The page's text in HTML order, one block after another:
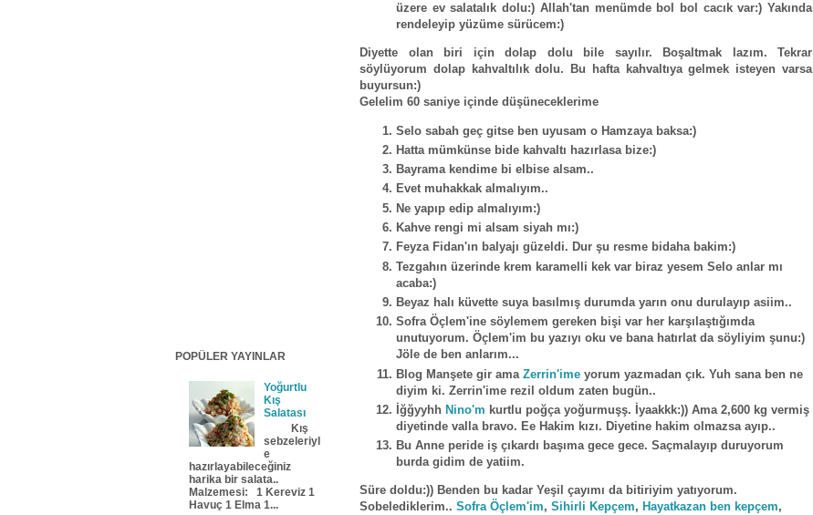
üzere ev salatalık dolu:) Allah'tan menümde bol bol cacık var:) Yakında
rendeleyip yüzüme sürücem:)
Diyette olan biri için dolap dolu bile sayılır. Boşaltmak lazım. Tekrar
söylüyorum dolap kahvaltılık dolu. Bu hafta kahvaltıya gelmek isteyen varsa
buyursun:)
Gelelim 60 saniye içinde düşüneceklerime
Selo sabah geç gitse ben uyusam o Hamzaya baksa:)
Hatta mümkünse bide kahvaltı hazırlasa bize:)
Bayrama kendime bi elbise alsam..
Evet muhakkak almalıyım..
Ne yapıp edip almalıyım:)
Kahve rengi mi alsam siyah mı:)
Feyza Fidan'ın balyajı güzeldi. Dur şu resme bidaha bakim:)
Tezgahın üzerinde krem karamelli kek var biraz yesem Selo anlar mı
acaba:)
Beyaz halı küvette suya basılmış durumda yarın onu durulayıp asiim..
Sofra Öçlem'ine söylemem gereken bişi var her karşılaştığımda
unutuyorum. Öçlem'im bu yazıyı oku ve bana hatırlat da söyliyim şunu:)
Jöle de ben anlarım...
Blog Manşete gir ama Zerrin'ime yorum yazmadan çık. Yuh sana ben ne
diyim ki. Zerrin'ime rezil oldum zaten bugün..
İğğyyhh Nino'm kurtlu poğça yoğurmuşş. İyaakkk:)) Ama 2,600 kg vermiş
diyetinde valla bravo. Ee Hakim kızı. Diyetine hakim olmazsa ayıp..
Bu Anne peride iş çıkardı başıma gece gece. Saçmalayıp duruyorum
burda gidim de yatiim.
Süre doldu:)) Benden bu kadar Yeşil çayımı da bitiriyim yatıyorum.
Sobelediklerim.. Sofra Öçlem'im, Sihirli Kepçem, Hayatkazan ben kepçem,
POPÜLER YAYINLAR
Yoğurtlu
Kış
Salatası
Kış
sebzeleriyl
e
hazırlayabileceğiniz
harika bir salata..
Malzemesi: 1 Kereviz 1
Havuç 1 Elma 1...